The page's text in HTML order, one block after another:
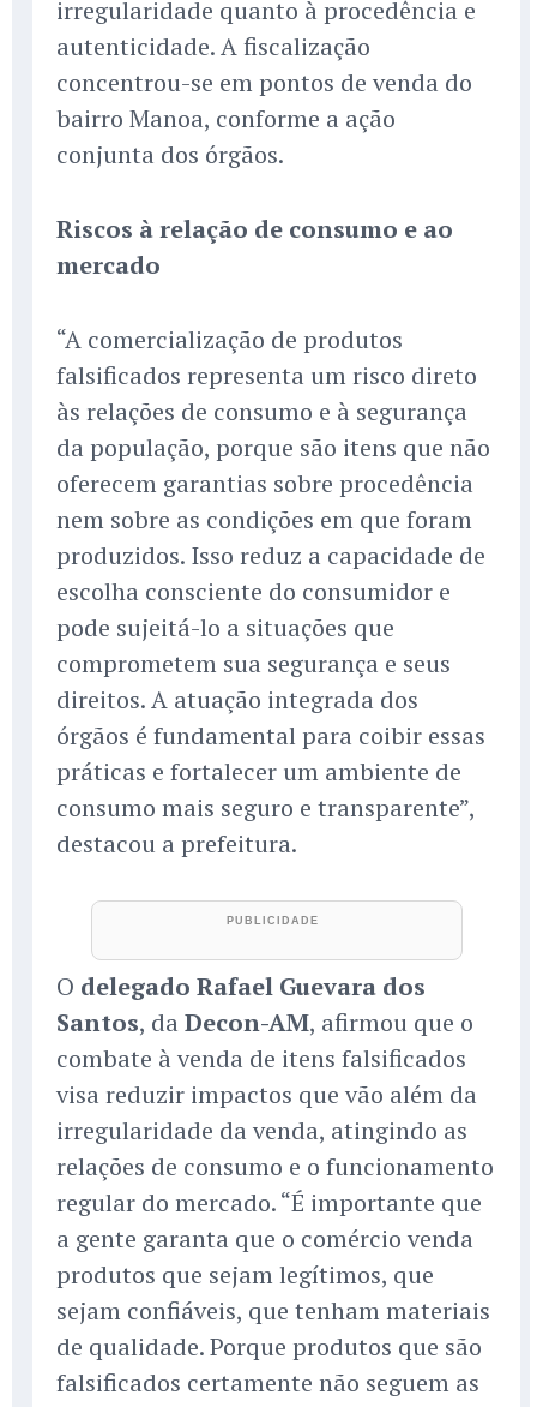
irregularidade quanto à procedência e
autenticidade. A fiscalização
concentrou-se em pontos de venda do
bairro Manoa, conforme a ação
conjunta dos órgãos.
Riscos à relação de consumo e ao
mercado
“A comercialização de produtos
falsificados representa um risco direto
às relações de consumo e à segurança
da população, porque são itens que não
oferecem garantias sobre procedência
nem sobre as condições em que foram
produzidos. Isso reduz a capacidade de
escolha consciente do consumidor e
pode sujeitá-lo a situações que
comprometem sua segurança e seus
direitos. A atuação integrada dos
órgãos é fundamental para coibir essas
práticas e fortalecer um ambiente de
consumo mais seguro e transparente”,
destacou a prefeitura.
O delegado Rafael Guevara dos
Santos, da Decon-AM, afirmou que o
combate à venda de itens falsificados
visa reduzir impactos que vão além da
irregularidade da venda, atingindo as
relações de consumo e o funcionamento
regular do mercado. “É importante que
a gente garanta que o comércio venda
produtos que sejam legítimos, que
sejam confiáveis, que tenham materiais
de qualidade. Porque produtos que são
falsificados certamente não seguem as